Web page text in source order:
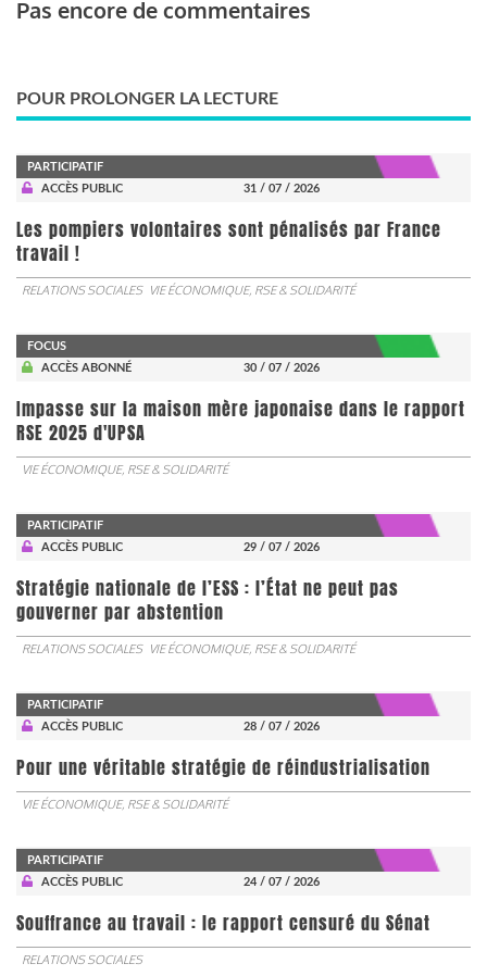
Pas encore de commentaires
POUR PROLONGER LA LECTURE
PARTICIPATIF
ACCÈS PUBLIC
31 / 07 / 2026
Les pompiers volontaires sont pénalisés par France
travail !
RELATIONS SOCIALES VIE ÉCONOMIQUE, RSE & SOLIDARITÉ
FOCUS
ACCÈS ABONNÉ
30 / 07 / 2026
Impasse sur la maison mère japonaise dans le rapport
RSE 2025 d'UPSA
VIE ÉCONOMIQUE, RSE & SOLIDARITÉ
PARTICIPATIF
ACCÈS PUBLIC
29 / 07 / 2026
Stratégie nationale de l’ESS : l’État ne peut pas
gouverner par abstention
RELATIONS SOCIALES VIE ÉCONOMIQUE, RSE & SOLIDARITÉ
PARTICIPATIF
ACCÈS PUBLIC
28 / 07 / 2026
Pour une véritable stratégie de réindustrialisation
VIE ÉCONOMIQUE, RSE & SOLIDARITÉ
PARTICIPATIF
ACCÈS PUBLIC
24 / 07 / 2026
Souffrance au travail : le rapport censuré du Sénat
RELATIONS SOCIALES